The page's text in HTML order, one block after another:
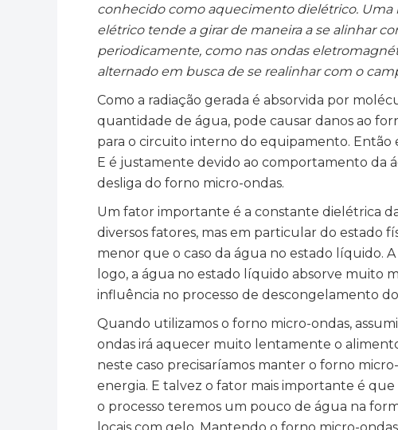
conhecido como aquecimento dielétrico.
elétrico tende a girar de maneira a se alinhar
periodicamente, como nas ondas
alternado em busca de se realinhar com o
Como a radiação gerada é absorvida por
quantidade de água, pode causar danos ao
para o circuito interno do equipamento.
E é justamente devido ao comportamento da
desliga do forno micro-ondas.
Um fator importante é a constante dielétrica
diversos fatores, mas em particular do estado
menor que o caso da água no estado líquido.
logo, a água no estado líquido absorve muito
influência no processo de descongelamento
Quando utilizamos o forno micro-ondas,
ondas irá aquecer muito lentamente o
neste caso precisaríamos manter o forno
energia. E talvez o fator mais importante é
o processo teremos um pouco de água na